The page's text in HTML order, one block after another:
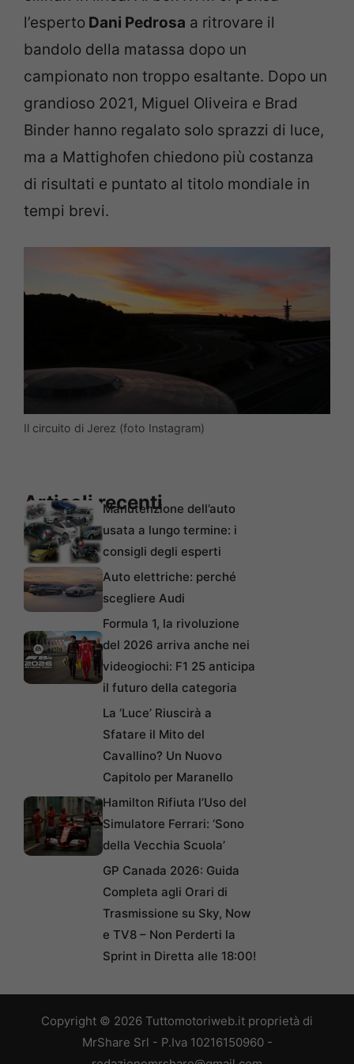
l’esperto Dani Pedrosa a ritrovare il
bandolo della matassa dopo un
campionato non troppo esaltante. Dopo un
grandioso 2021, Miguel Oliveira e Brad
Binder hanno regalato solo sprazzi di luce,
ma a Mattighofen chiedono più costanza
di risultati e puntato al titolo mondiale in
tempi brevi.
Il circuito di Jerez (foto Instagram)
Articoli recentiManutenzione dell’auto
usata a lungo termine: i
consigli degli esperti
Auto elettriche: perché
scegliere Audi
Formula 1, la rivoluzione
del 2026 arriva anche nei
videogiochi: F1 25 anticipa
il futuro della categoria
La ‘Luce’ Riuscirà a
Sfatare il Mito del
Cavallino? Un Nuovo
Capitolo per Maranello
Hamilton Rifiuta l’Uso del
Simulatore Ferrari: ‘Sono
della Vecchia Scuola’
GP Canada 2026: Guida
Completa agli Orari di
Trasmissione su Sky, Now
e TV8 – Non Perderti la
Sprint in Diretta alle 18:00!
Copyright © 2026 Tuttomotoriweb.it proprietà di
MrShare Srl - P.Iva 10216150960 -